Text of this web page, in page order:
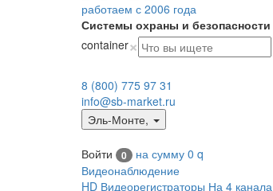
работаем с 2006 года
Системы охраны и безопасности
container×
8 (800) 775 97 31
info@sb-market.ru
Эль-Монте,
Войти 0 на сумму 0 q
Видеонаблюдение
HD Видеорегистраторы На 4 канала